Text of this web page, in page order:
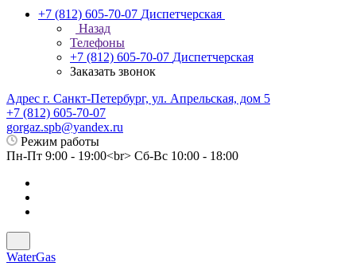
+7 (812) 605-70-07 Диспетчерская
Назад
Телефоны
+7 (812) 605-70-07 Диспетчерская
Заказать звонок
Адрес г. Санкт-Петербург, ул. Апрельская, дом 5
+7 (812) 605-70-07
gorgaz.spb@yandex.ru
Режим работы
Пн-Пт 9:00 - 19:00<br> Сб-Вс 10:00 - 18:00
WaterGas